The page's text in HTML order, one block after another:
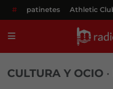
# patinetes Athletic
CULTURA Y OCIO •